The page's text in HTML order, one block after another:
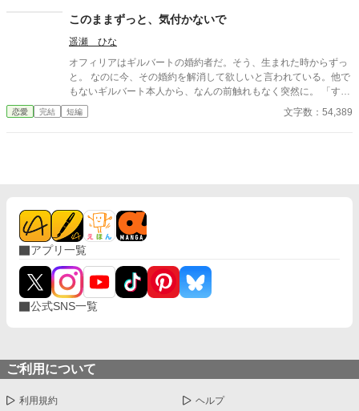
このままずっと、気付かないで
遥瀬 ひな
オフィリアはギルバートの婚約者だ。そう、生まれた時からずっ
と。 なのに今、その婚約を解消して欲しいと言われている。他で
もないギルバート本人から、なんの前触れもなく突然に。 「すま
ない、オフィリア。」 「畏まりました、王太子殿下。」 そう答え
るしかない、わたくし。それ以外の答えなど求められてはいない
恋愛 完結 短編 文字数：54,389
アプリ一覧
公式SNS一覧
ご利用について
利用規約 ヘルプ